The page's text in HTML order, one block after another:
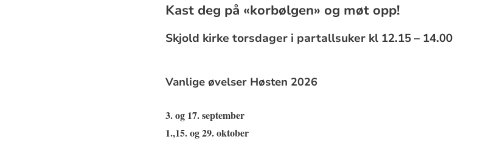
Kast deg på «korbølgen» og møt opp!
Skjold kirke torsdager i partallsuker kl 12.15 – 14.00
Vanlige øvelser Høsten 2026
3. og 17. september
1.,15. og 29. oktober